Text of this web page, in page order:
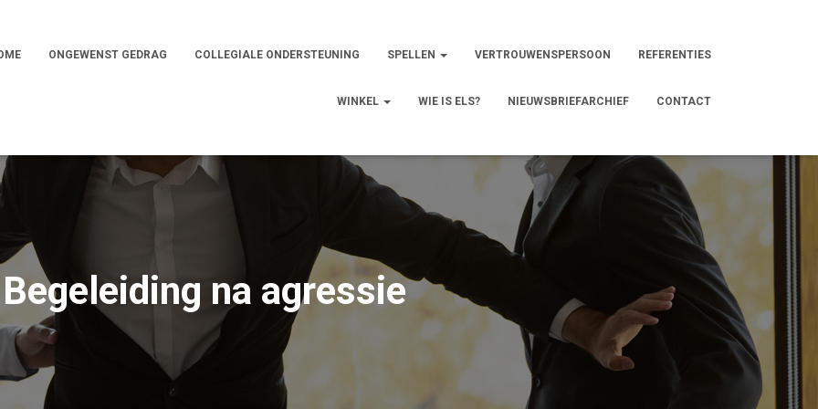
ONGEWENST GEDRAG COLLEGIALE ONDERSTEUNING SPELLEN VERTROUWENSPERSOON REFERENTIES
WINKEL WIE IS ELS? NIEUWSBRIEFARCHIEF CONTACT
Begeleiding na agressie